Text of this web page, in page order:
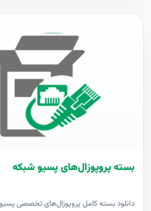
بسته پروپوزال‌های پسیو شبکه
دانلود بسته کامل پروپوزال‌های تخصصی پسیو